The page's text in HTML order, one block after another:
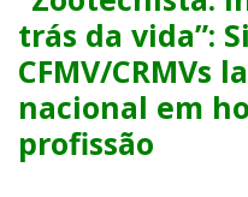
trás da vida”:
CFMV/CRMVs
nacional em
profissão